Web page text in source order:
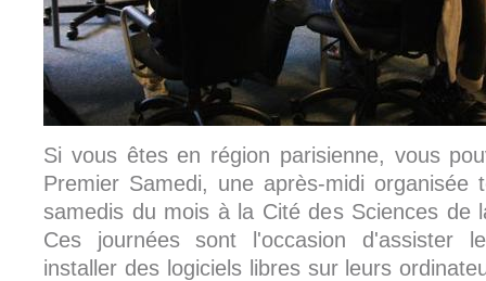
Si vous êtes en région parisienne, vous
Premier Samedi, une après-midi organisée
samedis du mois à la Cité des Sciences de
Ces journées sont l'occasion d'assister
installer des logiciels libres sur leurs